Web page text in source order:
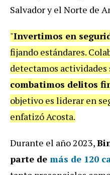
Salvador y el Norte de
"Invertimos en
fijando estándares.
detectamos actividades
combatimos delitos
objetivo es liderar en
enfatizó Acosta.
Durante el año 2023,
parte de más de 120